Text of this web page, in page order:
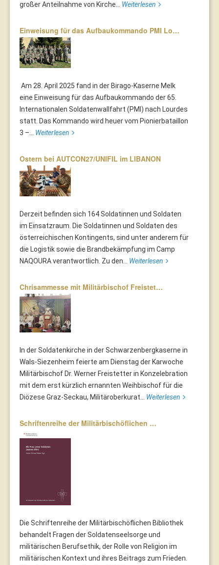
großer Anteilnahme von Kirche... Weiterlesen
Einweisung für das Aufbaukommando PMI Lo…
Am 28. April 2025 fand in der Birago-Kaserne Melk
eine Einweisung für das Aufbaukommando der 65.
Internationalen Soldatenwallfahrt (PMI) nach Lourdes
statt. Das Kommando wird heuer vom Pionierbataillon
3 –... Weiterlesen
Ostern bei AUTCON27/UNIFIL im LIBANON
Derzeit befinden sich 164 Soldatinnen und Soldaten
im Einsatzraum. Die Soldatinnen und Soldaten des
österreichischen Kontingents, sind unter anderem für
die Logistik sowie die Brandbekämpfung im Camp
NAQOURA verantwortlich. Zu den... Weiterlesen
Chrisammesse mit Militärbischof Freistet…
In der Soldatenkirche in der Schwarzenbergkaserne in
Wals-Siezenheim feierte am Dienstag der Karwoche
Militärbischof Dr. Werner Freistetter in Konzelebration
mit dem erst kürzlich ernannten Weihbischof für die
Diözese Graz-Seckau, Militäroberkurat... Weiterlesen
Schriftenreihe der Militärbischöflichen …
Die Schriftenreihe der Militärbischöflichen Bibliothek
behandelt Fragen der Soldatenseelsorge und
militärischen Berufsethik, der Rolle von Religion im
militärischen Kontext und ihres Beitrags zum Frieden.